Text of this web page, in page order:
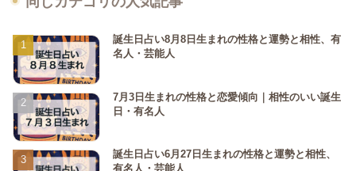
誕生日占い8月8日生まれの性格と運勢と相性、有
名人・芸能人
7月3日生まれの性格と恋愛傾向｜相性のいい誕生
日・有名人
誕生日占い6月27日生まれの性格と運勢と相性、
有名人・芸能人